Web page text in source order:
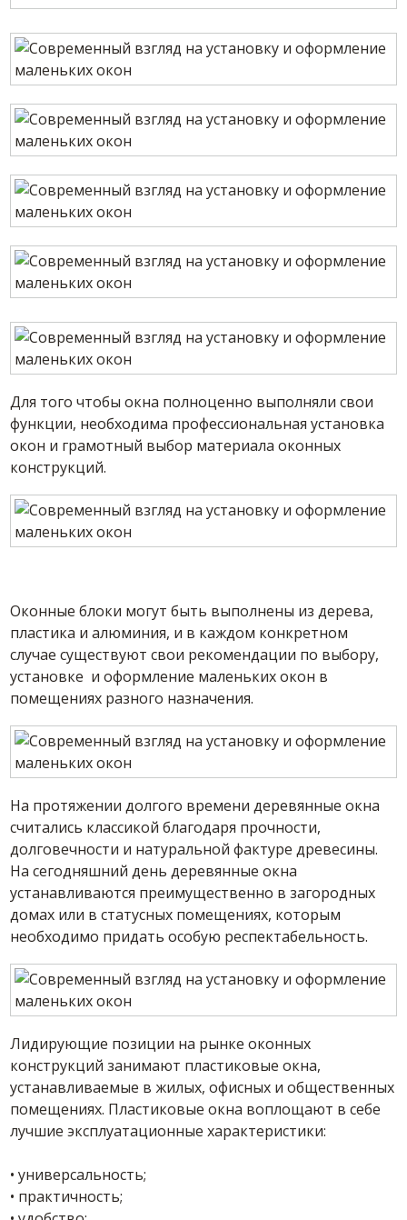
Для того чтобы окна полноценно выполняли свои
функции, необходима профессиональная установка
окон и грамотный выбор материала оконных
конструкций.
Оконные блоки могут быть выполнены из дерева,
пластика и алюминия, и в каждом конкретном
случае существуют свои рекомендации по выбору,
установке и оформление маленьких окон в
помещениях разного назначения.
На протяжении долгого времени деревянные окна
считались классикой благодаря прочности,
долговечности и натуральной фактуре древесины.
На сегодняшний день деревянные окна
устанавливаются преимущественно в загородных
домах или в статусных помещениях, которым
необходимо придать особую респектабельность.
Лидирующие позиции на рынке оконных
конструкций занимают пластиковые окна,
устанавливаемые в жилых, офисных и общественных
помещениях. Пластиковые окна воплощают в себе
лучшие эксплуатационные характеристики:
• универсальность;
• практичность;